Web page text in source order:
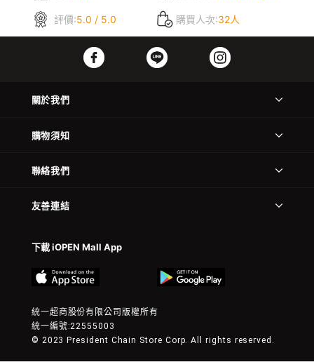
評價:5.0 / 5.0 購買人次:32人
關於我們
購物須知
聯絡我們
友善連結
下載 iOPEN Mall App
統一超商股份有限公司版權所有
統一編號:22555003
© 2023 President Chain Store Corp. All rights reserved.